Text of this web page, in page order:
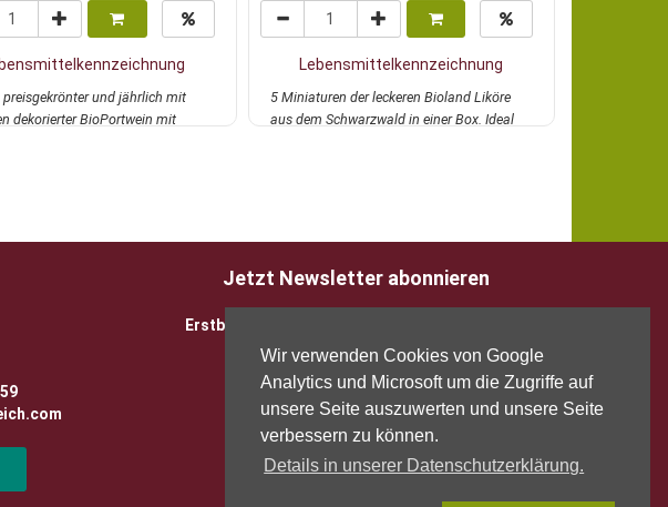
Wir verwenden Cookies von Google
Analytics und Microsoft um die Zugriffe auf
unsere Seite auszuwerten und unsere Seite
verbessern zu können.
Details in unserer Datenschutzerklärung.
preisgekrönter und jährlich mit
dekorierter BioPortwein mit
Lebensmittelkennzeichnung
5 Miniaturen der leckeren Bioland Liköre
aus dem Schwarzwald in einer Box. Ideal
Jetzt Newsletter abonnieren
Erstbesteller sparen 5 EUR mit Gutscheincode